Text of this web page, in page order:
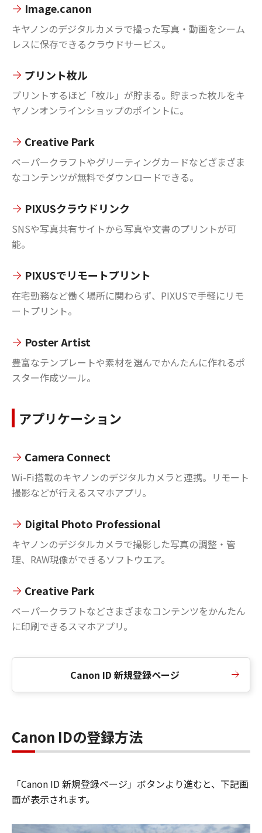
Image.canon
キヤノンのデジタルカメラで撮った写真・動画をシーム
レスに保存できるクラウドサービス。
プリント枚ル
プリントするほど「枚ル」が貯まる。貯まった枚ルをキ
ヤノンオンラインショップのポイントに。
Creative Park
ペーパークラフトやグリーティングカードなどざまざま
なコンテンツが無料でダウンロードできる。
PIXUSクラウドリンク
SNSや写真共有サイトから写真や文書のプリントが可
能。
PIXUSでリモートプリント
在宅勤務など働く場所に関わらず、PIXUSで手軽にリモ
ートプリント。
Poster Artist
豊富なテンプレートや素材を選んでかんたんに作れるポ
スター作成ツール。
アプリケーション
Camera Connect
Wi-Fi搭載のキヤノンのデジタルカメラと連携。リモート
撮影などが行えるスマホアプリ。
Digital Photo Professional
キヤノンのデジタルカメラで撮影した写真の調整・管
理、RAW現像ができるソフトウエア。
Creative Park
ペーパークラフトなどさまざまなコンテンツをかんたん
に印刷できるスマホアプリ。
Canon ID 新規登録ページ
Canon IDの登録方法
「Canon ID 新規登録ページ」ボタンより進むと、下記画
面が表示されます。